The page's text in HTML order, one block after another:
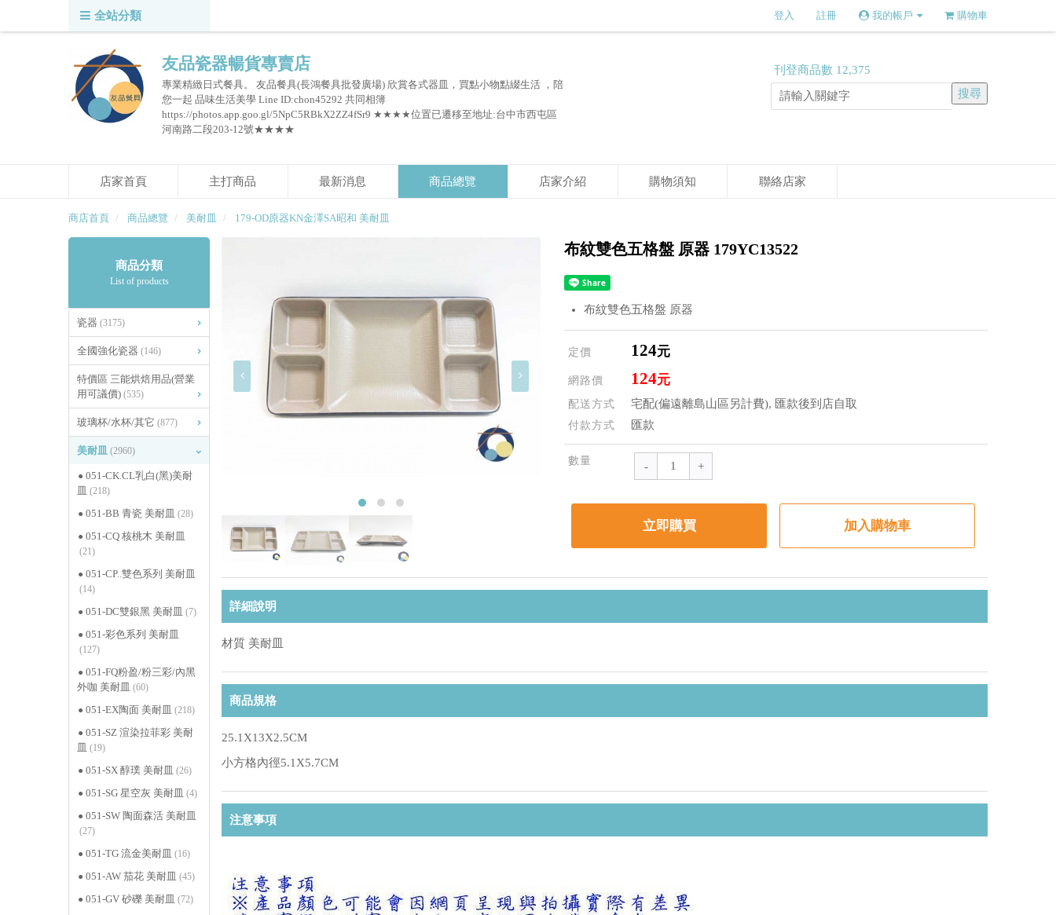
全站分類 登入 註冊 我的帳戶 購物車
友品瓷器暢貨專賣店
專業精緻日式餐具。 友品餐具(長鴻餐具批發廣場) 欣賞各式器皿，買點小物點綴生活 ，陪
您一起 品味生活美學 Line ID:chon45292 共同相簿
https://photos.app.goo.gl/5NpC5RBkX2ZZ4fSr9 ★★★★位置已遷移至地址:台中市西屯區
河南路二段203-12號★★★★
刊登商品數 12,375
店家首頁 主打商品 最新消息 商品總覽 店家介紹 購物須知 聯絡店家
商店首頁 商品總覽 美耐皿 179-OD原器KN金澤SA昭和 美耐皿
商品分類
List of products
瓷器 (3175)
全國強化瓷器 (146)
特價區 三能烘焙用品(營業
用可議價) (535)
玻璃杯/水杯/其它 (877)
美耐皿 (2960)
051-CK.CL乳白(黑)美耐
皿 (218)
051-BB 青瓷 美耐皿 (28)
051-CQ 核桃木 美耐皿
(21)
051-CP..雙色系列 美耐皿
(14)
051-DC雙銀黑 美耐皿 (7)
051-彩色系列 美耐皿
(127)
051-FQ粉盈/粉三彩/內黑
外咖 美耐皿 (60)
051-EX陶面 美耐皿 (218)
051-SZ 渲染拉菲彩 美耐
皿 (19)
051-SX 醇璞 美耐皿 (26)
051-SG 星空灰 美耐皿 (4)
051-SW 陶面森活 美耐皿
(27)
051-TG 流金美耐皿 (16)
051-AW 茄花 美耐皿 (45)
051-GV 砂礫 美耐皿 (72)
布紋雙色五格盤 原器 179YC13522
布紋雙色五格盤 原器
定價 124元
網路價 124元
配送方式 宅配(偏遠離島山區另計費), 匯款後到店自取
付款方式 匯款
數量
立即購買 加入購物車
詳細說明
材質 美耐皿
商品規格
25.1X13X2.5CM
小方格內徑5.1X5.7CM
注意事項